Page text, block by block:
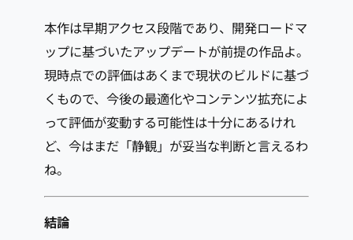
本作は早期アクセス段階であり、開発ロードマ
ップに基づいたアップデートが前提の作品よ。
現時点での評価はあくまで現状のビルドに基づ
くもので、今後の最適化やコンテンツ拡充によ
って評価が変動する可能性は十分にあるけれ
ど、今はまだ「静観」が妥当な判断と言えるわ
ね。
結論